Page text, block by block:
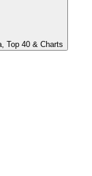
Top 40 & Charts